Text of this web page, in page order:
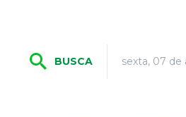
BUSCA sexta, 07 de